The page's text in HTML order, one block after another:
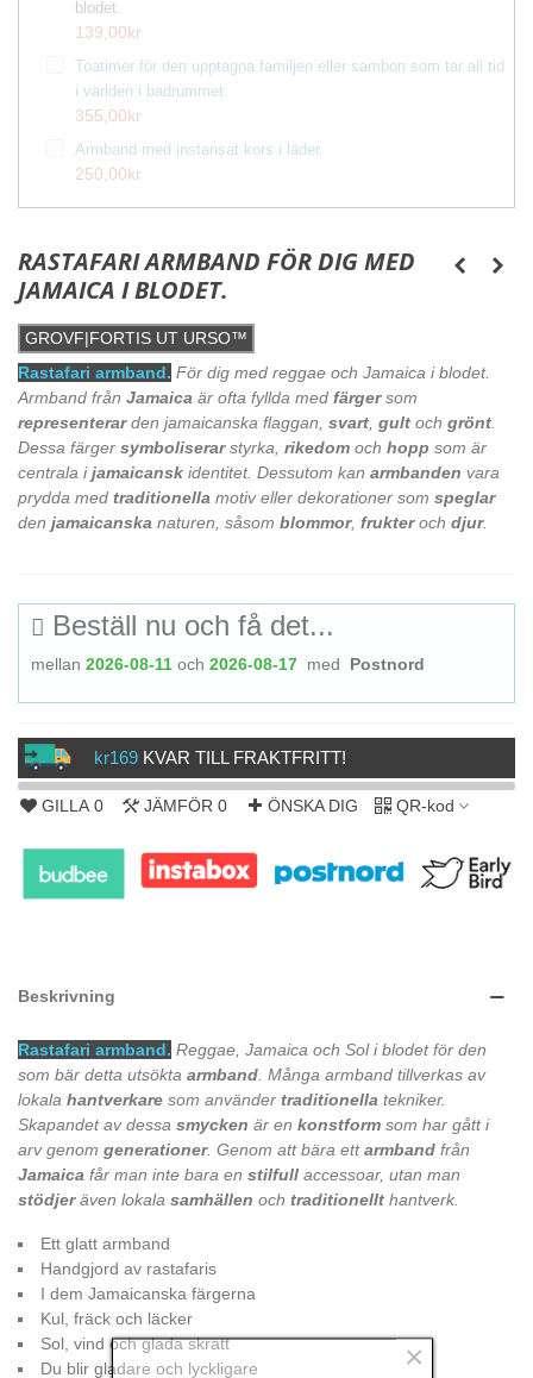
blodet.
139,00kr
Toatimer för den upptagna familjen eller sambon som tar all tid
i världen i badrummet.
355,00kr
Armband med instansat kors i läder.
250,00kr
RASTAFARI ARMBAND FÖR DIG MED
JAMAICA I BLODET.
GROVF|FORTIS UT URSO™
Rastafari armband. För dig med reggae och Jamaica i blodet.
Armband från Jamaica är ofta fyllda med färgersom
representerarden jamaicanska flaggan, svart, gult och grönt.
Dessa färger symboliserarstyrka, rikedom och hopp som är
centrala ijamaicansk identitet. Dessutom kan armbanden vara
prydda med traditionella motiv eller dekorationer som speglar
den jamaicanska naturen, såsom blommor, frukteroch djur.
Beställ nu och få det...
mellan 2026-08-11 och 2026-08-17 med Postnord
kr169 KVAR TILL FRAKTFRITT!
0%
Complete
GILLA 0 JÄMFÖR 0 ÖNSKA DIG QR-kod
Beskrivning
Rastafari armband. Reggae, Jamaica och Sol i blodet för den
som bär detta utsökta armband. Många armband tillverkas av
lokala hantverkare som använder traditionella tekniker.
Skapandet av dessa smycken är en konstform som har gått i
arv genom generationer. Genom att bära ettarmband från
Jamaica får man inte bara en stilfull accessoar, utan man
stödjeräven lokala samhällen och traditionellt hantverk.
Ett glatt armband
Handgjord av rastafaris
I dem Jamaicanska färgerna
Kul, fräck och läcker
Sol, vind och glada skratt
Du blir gladare och lyckligare
×